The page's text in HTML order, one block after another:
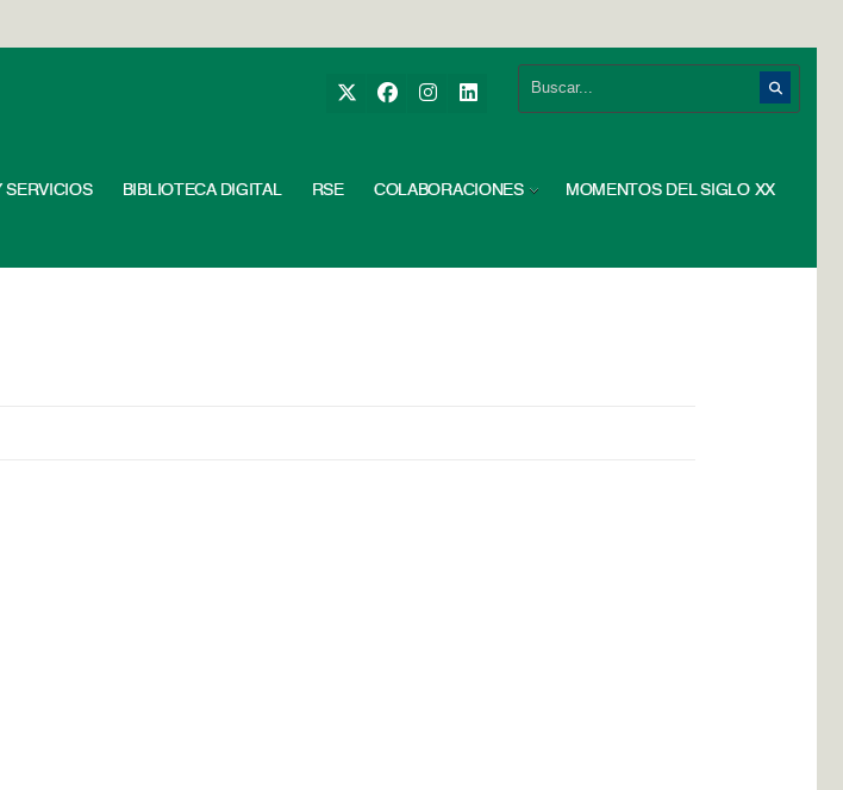
SERVICIOS BIBLIOTECA DIGITAL RSE COLABORACIONES MOMENTOS DEL SIGLO XX